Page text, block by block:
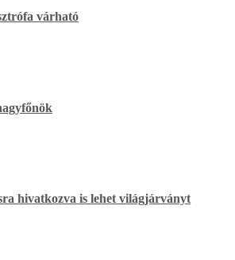
várható
hivatkozva is lehet világjárványt